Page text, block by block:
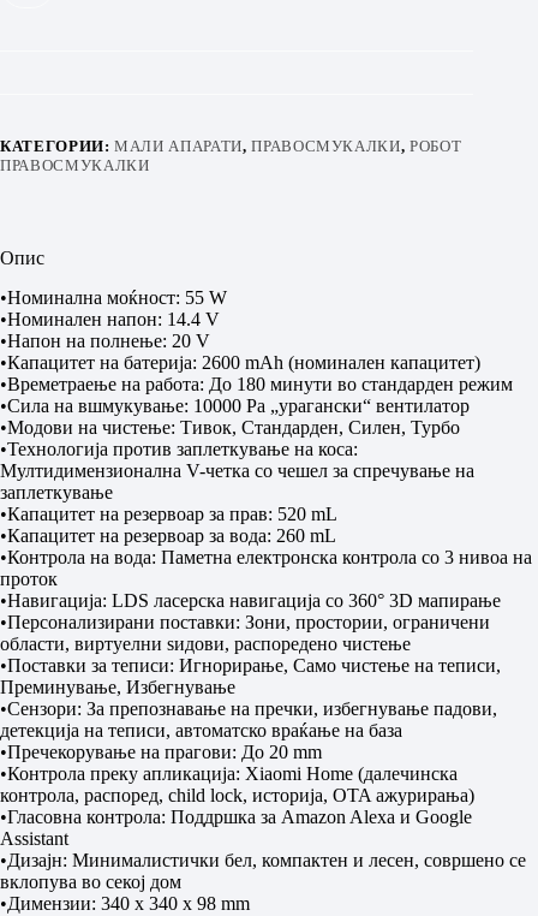
КАТЕГОРИИ:МАЛИ АПАРАТИ,ПРАВОСМУКАЛКИ,РОБОТ
ПРАВОСМУКАЛКИ
Опис
•Номинална моќност: 55 W
•Номинален напон: 14.4 V
•Напон на полнење: 20 V
•Капацитет на батерија: 2600 mAh (номинален капацитет)
•Времетраење на работа: До 180 минути во стандардeн режим
•Сила на вшмукување: 10000 Pa „урагански“ вентилатор
•Модови на чистење: Тивок, Стандарден, Силен, Турбо
•Технологија против заплеткување на коса:
Мултидимензионална V-четка со чешел за спречување на
заплеткување
•Капацитет на резервоар за прав: 520 mL
•Капацитет на резервоар за вода: 260 mL
•Контрола на вода: Паметна електронска контрола со 3 нивоа на
проток
•Навигација: LDS ласерска навигација со 360° 3D мапирање
•Персонализирани поставки: Зони, простории, ограничени
области, виртуелни ѕидови, распоредено чистење
•Поставки за теписи: Игнорирање, Само чистење на теписи,
Преминување, Избегнување
•Сензори: За препознавање на пречки, избегнување падови,
детекција на теписи, автоматско враќање на база
•Пречекорување на прагови: До 20 mm
•Контрола преку апликација: Xiaomi Home (далечинска
контрола, распоред, child lock, историја, OTA ажурирања)
•Гласовна контрола: Поддршка за Amazon Alexa и Google
Assistant
•Дизајн: Минималистички бел, компактен и лесен, совршено се
вклопува во секој дом
•Димензии: 340 x 340 x 98 mm